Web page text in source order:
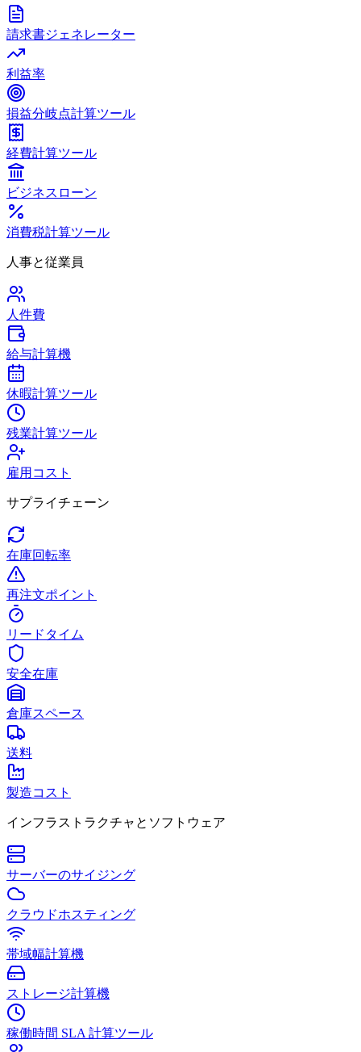
請求書ジェネレーター
利益率
損益分岐点計算ツール
経費計算ツール
ビジネスローン
消費税計算ツール
人事と従業員
人件費
給与計算機
休暇計算ツール
残業計算ツール
雇用コスト
サプライチェーン
在庫回転率
再注文ポイント
リードタイム
安全在庫
倉庫スペース
送料
製造コスト
インフラストラクチャとソフトウェア
サーバーのサイジング
クラウドホスティング
帯域幅計算機
ストレージ計算機
稼働時間 SLA 計算ツール